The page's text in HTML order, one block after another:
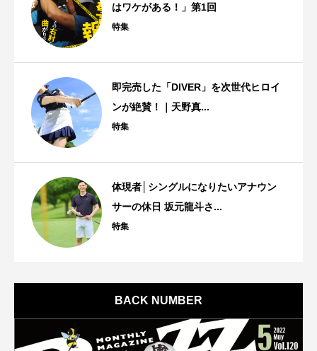
はワケがある！」第1回
特集
即完売した「DIVER」を次世代ヒロイ
ンが絶賛！｜天野真...
特集
体現者│シングルになりたいアナウン
サーの休日 坂元龍斗さ...
特集
BACK NUMBER